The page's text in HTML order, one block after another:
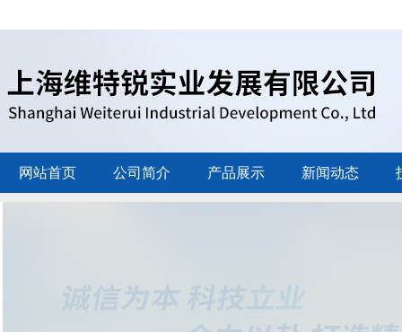
网站首页 公司简介 产品展示 新闻动态